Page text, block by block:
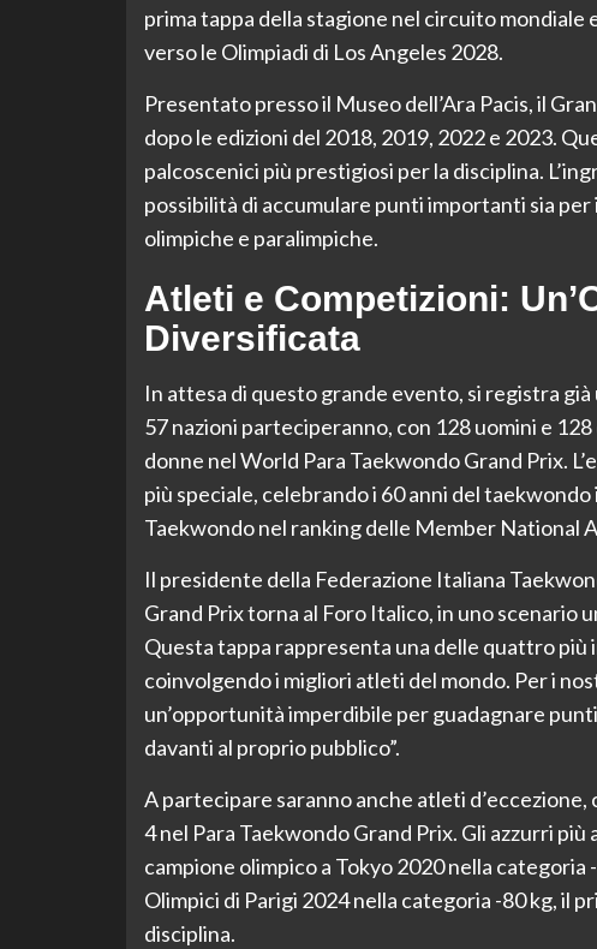
prima tappa della stagione nel circuito
verso le Olimpiadi di Los Angeles 2028.
Presentato presso il Museo dell’Ara Pacis, il
dopo le edizioni del 2018, 2019, 2022 e 2023.
palcoscenici più prestigiosi per la disciplina.
possibilità di accumulare punti importanti sia
olimpiche e paralimpiche.
Atleti e Competizioni:
Diversificata
In attesa di questo grande evento, si registra
57 nazioni parteciperanno, con 128 uomini e
donne nel World Para Taekwondo Grand Prix.
più speciale, celebrando i 60 anni del
Taekwondo nel ranking delle Member National
Il presidente della Federazione Italiana
Grand Prix torna al Foro Italico, in uno scenario
Questa tappa rappresenta una delle quattro
coinvolgendo i migliori atleti del mondo. Per i
un’opportunità imperdibile per guadagnare
davanti al proprio pubblico”.
A partecipare saranno anche atleti
4 nel Para Taekwondo Grand Prix. Gli azzurri
campione olimpico a Tokyo 2020 nella categoria
Olimpici di Parigi 2024 nella categoria -80 kg, il
disciplina.